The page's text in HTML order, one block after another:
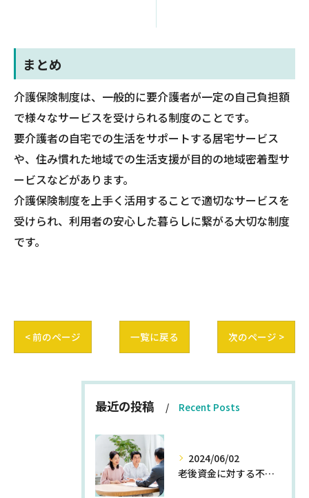
まとめ
介護保険制度は、一般的に要介護者が一定の自己負担額
で様々なサービスを受けられる制度のことです。
要介護者の自宅での生活をサポートする居宅サービス
や、住み慣れた地域での生活支援が目的の地域密着型サ
ービスなどがあります。
介護保険制度を上手く活用することで適切なサービスを
受けられ、利用者の安心した暮らしに繋がる大切な制度
です。
< 前のページ 一覧に戻る 次のページ >
最近の投稿 Recent Posts
2024/06/02
老後資金に対する不安を解消する方法